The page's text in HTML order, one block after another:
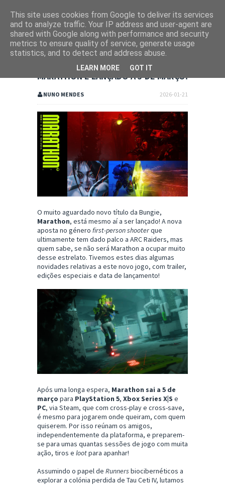
MARATHON É LANÇADO A 5 DE MARÇO!
2026-01-21
NUNO MENDES
O muito aguardado novo título da Bungie,
Marathon, está mesmo aí a ser lançado! A nova
aposta no género first-person shooterque
ultimamente tem dado palco a ARC Raiders, mas
quem sabe, se não será Marathon a ocupar muito
desse estrelato. Tivemos estes dias algumas
novidades relativas a este novo jogo, com trailer,
edições especiais e data de lançamento!
Após uma longa espera, Marathon sai a 5 de
março para PlayStation 5, Xbox Series X|S e
PC, via Steam, que com cross-play e cross-save,
é mesmo para jogarem onde queiram, com quem
quiserem. Por isso reúnam os amigos,
independentemente da plataforma, e preparem-
se para umas quantas sessões de jogo com muita
ação, tiros e lootpara apanhar!
Assumindo o papel de Runners biocibernéticos a
explorar a colónia perdida de Tau Ceti IV, lutamos
This site uses cookies from Google to deliver its services
and to analyze traffic. Your IP address and user-agent are
shared with Google along with performance and security
metrics to ensure quality of service, generate usage
statistics, and to detect and address abuse.
LEARN MORE GOT IT